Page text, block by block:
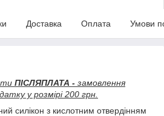
Доставка Оплата Умови
ПІСЛЯПЛАТА - замовлення
у розмірі 200 грн.
силікон з кислотним отвердінням